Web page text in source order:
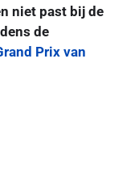
niet past bij de
de
Prix van